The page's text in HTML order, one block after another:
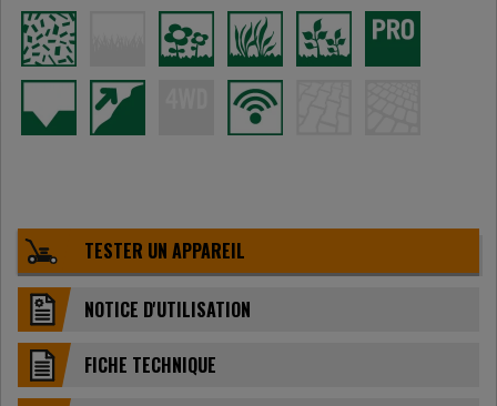
TESTER UN APPAREIL
NOTICE D'UTILISATION
FICHE TECHNIQUE